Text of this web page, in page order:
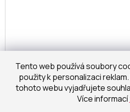
Tento web používá soubory
použity k personalizaci
tohoto webu vyjadřujete
Více informací